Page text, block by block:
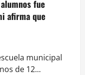
fue
afirma que
municipal
de 12...